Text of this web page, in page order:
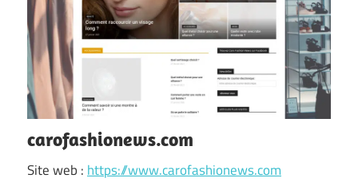
carofashionews.com
Site web : https://www.carofashionews.com